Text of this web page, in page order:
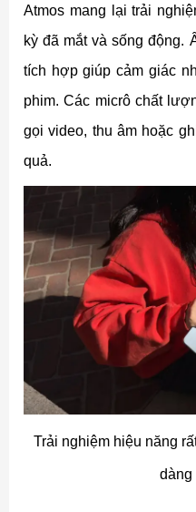
Atmos mang lại trải
kỳ đã mắt và sống động.
tích hợp giúp cảm giác
phim. Các micrô chất
gọi video, thu âm hoặc
quả.
Trải nghiệm hiệu năng
dàng